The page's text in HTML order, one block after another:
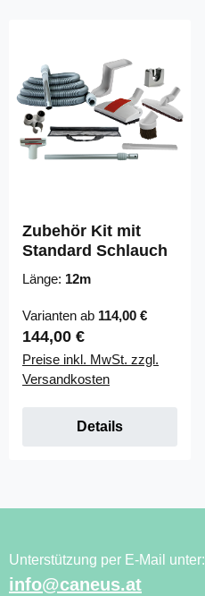
Zubehör Kit mit
Standard Schlauch
Länge: 12m
Varianten ab 114,00 €
Regulärer Preis:
144,00 €
Preise inkl. MwSt. zzgl.
Versandkosten
Details
Unterstützung per E-Mail unter:
info@caneus.at